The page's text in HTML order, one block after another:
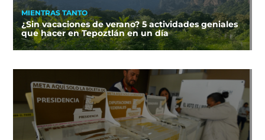
MIENTRAS TANTO
¿Sin vacaciones de verano? 5 actividades geniales
que hacer en Tepoztlán en un día